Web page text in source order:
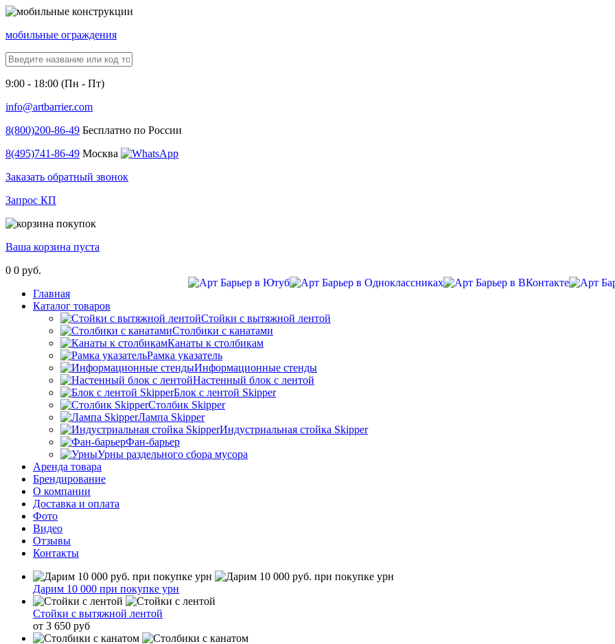
мобильные ограждения
9:00 - 18:00 (Пн - Пт)
info@artbarrier.com
8(800)200-86-49 Бесплатно по России
8(495)741-86-49 Москва
Заказать обратный звонок
Запрос КП
Ваша корзина пуста
0 0 руб.
Главная
Каталог товаров
Стойки с вытяжной лентой
Столбики с канатами
Канаты к столбикам
Рамка указатель
Информационные стенды
Настенный блок с лентой
Блок с лентой Skipper
Столбик Skipper
Лампа Skipper
Индустриальная стойка Skipper
Фан-барьер
Урны раздельного сбора мусора
Аренда товара
Брендирование
О компании
Доставка и оплата
Фото
Видео
Отзывы
Контакты
Дарим 10 000 при покупке урн
Стойки с вытяжной лентой
от 3 650 руб